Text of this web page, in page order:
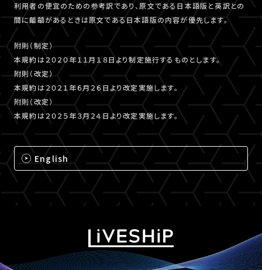
利用者の便宜のための参考訳であり、原文である日本語版と英訳との
間に齟齬があるときは原文である日本語版の内容が優先します。
附則（制定）
本規約は２０２０年１１月１８日より制定施行するものとします。
附則（改定）
本規約は２０２１年６月２６日より改定実施します。
附則（改定）
本規約は２０２５年３月２４日より改定実施します。
English